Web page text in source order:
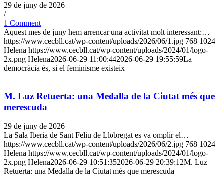
29 de juny de 2026
/
1 Comment
Aquest mes de juny hem arrencar una activitat molt interessant:…
https://www.cecbll.cat/wp-content/uploads/2026/06/1.jpg 768 1024
Helena https://www.cecbll.cat/wp-content/uploads/2024/01/logo-
2x.png Helena2026-06-29 11:00:442026-06-29 19:55:59La
democràcia és, si el feminisme existeix
M. Luz Retuerta: una Medalla de la Ciutat més que
merescuda
29 de juny de 2026
La Sala Iberia de Sant Feliu de Llobregat es va omplir el…
https://www.cecbll.cat/wp-content/uploads/2026/06/2.jpg 768 1024
Helena https://www.cecbll.cat/wp-content/uploads/2024/01/logo-
2x.png Helena2026-06-29 10:51:352026-06-29 20:39:12M. Luz
Retuerta: una Medalla de la Ciutat més que merescuda